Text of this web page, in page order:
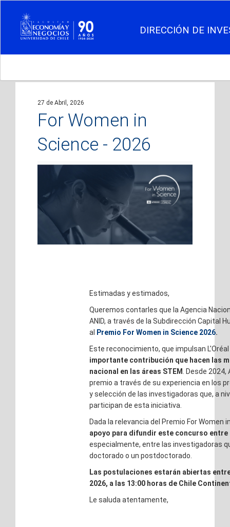
DIRECCIÓN DE
27 de Abril, 2026
For Women in
Science - 2026
Estimadas y estimados,
Queremos contarles que la Agencia
ANID, a través de la Subdirección Capital
al
Premio For Women in Science 2026.
Este reconocimiento, que impulsan L'Oréal
importante contribución que hacen las
nacional en las áreas STEM
. Desde
premio a través de su experiencia en los
y selección de las investigadoras que, a
participan de esta iniciativa.
Dada la relevancia del Premio For Women
apoyo para difundir este concurso
especialmente, entre las investigadoras
doctorado o un postdoctorado.
Las postulaciones estarán abiertas
2026, a las 13:00 horas de Chile
Le saluda atentamente,